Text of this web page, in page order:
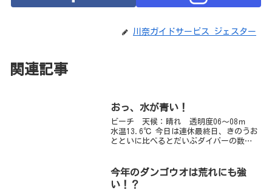
川奈ガイドサービス ジェスター
関連記事
おっ、水が青い！
ビーチ 天候：晴れ 透明度06～08ｍ
水温13.6℃ 今日は連休最終日、きのうお
とといに比べるとだいぶダイバーの数も
感じる一日でしたね。浅場の透明度はか
なり回復していま...
今年のダンゴウオは荒れにも強
い！？